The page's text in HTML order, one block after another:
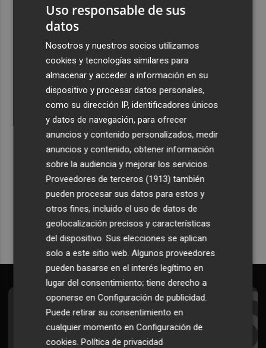
Sol y habilita cuatro puntos informativos
Castelló refuerza su comercio: inyectan 800.000 euros
para la nueva campaña de bonos comerciales
Castelló inicia la ejecución de la Manzana Albinegra con
el traslado de las pistas de pádel junto a Castalia
Recibe toda la actualidad de
Plaza Podcast en tu correo
Quiero suscribirme
Suscríbete al Boletín
Todos los días a primera hora en tu email
Uso responsable de sus
datos
Nosotros y nuestros socios utilizamos
cookies y tecnologías similares para
almacenar y acceder a información en su
dispositivo y procesar datos personales,
como su dirección IP, identificadores únicos
y datos de navegación, para ofrecer
anuncios y contenido personalizados, medir
anuncios y contenido, obtener información
sobre la audiencia y mejorar los servicios.
Proveedores de terceros (1913) también
pueden procesar sus datos para estos y
otros fines, incluido el uso de datos de
geolocalización precisos y características
del dispositivo. Sus elecciones se aplican
solo a este sitio web. Algunos proveedores
pueden basarse en el interés legítimo en
lugar del consentimiento; tiene derecho a
oponerse enConfiguración de publicidad
Puede retirar su consentimiento en
cualquier momento enConfiguración de
cookies .Política de privacidad